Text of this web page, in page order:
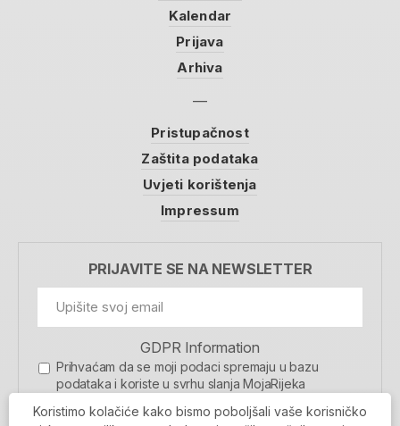
Kalendar
Prijava
Arhiva
Pristupačnost
Zaštita podataka
Uvjeti korištenja
Impressum
PRIJAVITE SE NA NEWSLETTER
GDPR Information
Prihvaćam da se moji podaci spremaju u bazu
podataka i koriste u svrhu slanja MojaRijeka
Koristimo kolačiće kako bismo poboljšali vaše korisničko